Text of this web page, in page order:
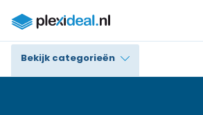
Bekijk categorieën